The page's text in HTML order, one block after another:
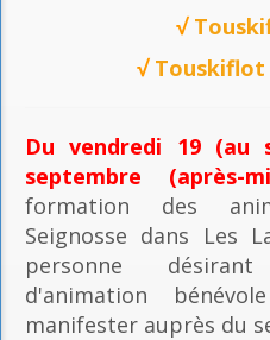
√
√ Touskiflot
Du vendredi 19 (au
septembre (après-
formation des
Seignosse dans Les
personne
d'animation
manifester auprès du